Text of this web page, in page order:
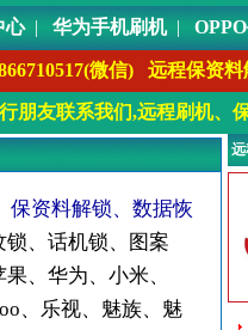
心| 华为手机刷机|
微信) 远程保资
朋友联系我们,远程刷机、
保资料解锁、数据恢
、话机锁、图案
、华为、小米、
、乐视、魅族、魅